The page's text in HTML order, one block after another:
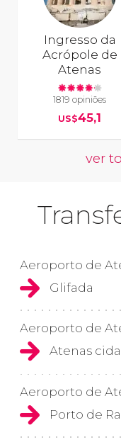
Ingresso da
Acrópole de
Atenas
1819 opiniões
US$45,1
ver
Aeroporto de
Glifada
Aeroporto de
Atenas
Aeroporto de
Porto de